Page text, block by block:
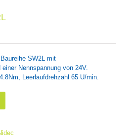
SW2L mit
Nennspannung von 24V.
Leerlaufdrehzahl 65 U/min.